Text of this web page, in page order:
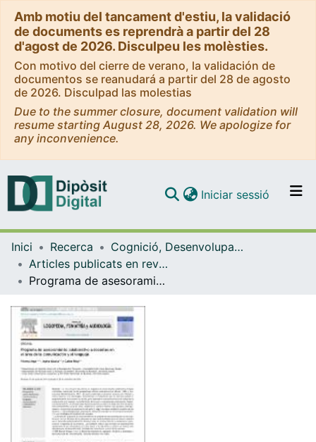
Amb motiu del tancament d'estiu, la validació
de documents es reprendrà a partir del 28
d'agost de 2026. Disculpeu les molèsties.
Con motivo del cierre de verano, la validación de
documentos se reanudará a partir del 28 de agosto
de 2026. Disculpad las molestias
Due to the summer closure, document validation will
resume starting August 28, 2026. We apologize for
any inconvenience.
Navega per tot el DD
Com publicar
Iniciar sessió (current)
Inici Recerca
Cognició, Desenvolupament i Psicologia de l'Educació
Articles publicats en revistes (Cognició, Desenvolupament i Psicologia de l'Educació)
Programa de asesoramiento colaborativo a docentes en el área de la comunicación y el lenguaje